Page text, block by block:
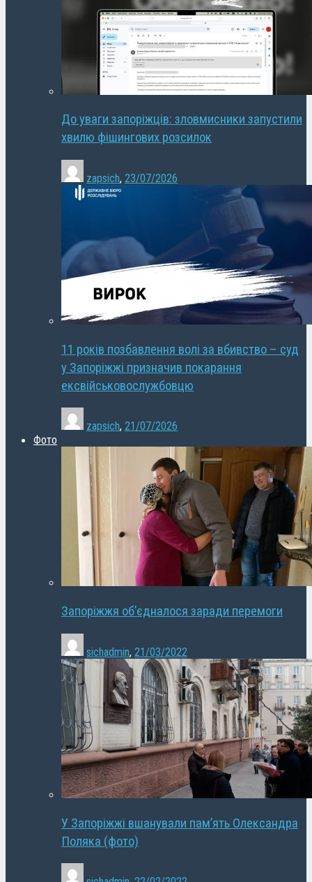
До уваги запоріжців: зловмисники запустили
хвилю фішингових розсилок
zapsich, 23/07/2026
11 років позбавлення волі за вбивство – суд
у Запоріжжі призначив покарання
ексвійськовослужбовцю
zapsich, 21/07/2026
Фото
Запоріжжя об’єдналося заради перемоги
sichadmin, 21/03/2022
У Запоріжжі вшанували пам’ять Олександра
Поляка (фото)